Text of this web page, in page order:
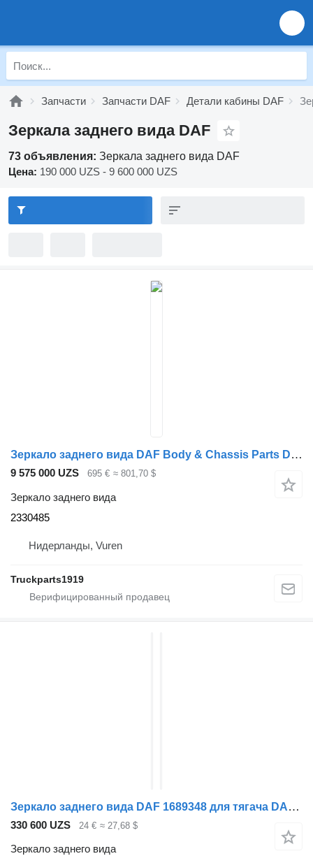
Запчасти Запчасти DAF Детали кабины DAF
Зеркала заднего вида DAF
73 объявления: Зеркала заднего вида DAF
Цена: 190 000 UZS - 9 600 000 UZS
Зеркало заднего вида DAF Body & Chassis Parts DVS camera RH 2330485 для грузовика
9 575 000 UZS 695 € ≈ 801,70 $
Зеркало заднего вида
2330485
Нидерланды, Vuren
Truckparts1919
Зеркало заднего вида DAF 1689348 для тягача DAF XF105
330 600 UZS 24 € ≈ 27,68 $
Зеркало заднего вида